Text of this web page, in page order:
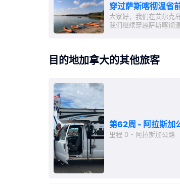
穿过萨斯喀彻温省
大家好，我们在艾尔克
我们继续穿越萨斯喀彻
目的地加拿大的其他旅客
第62周 - 阿拉斯加
里程 0 - 阿拉斯加公路